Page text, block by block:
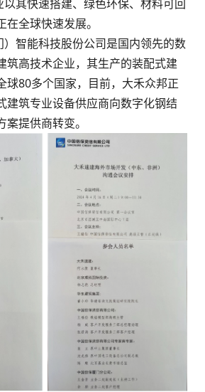
其快速搭建、绿色环保、材料可回
全球快速发展。
智能科技股份公司是国内领先的数
筑高技术企业，其生产的装配式建
球80多个国家，目前，大禾众邦正
建筑专业设备供应商向数字化钢结
提供商转变。